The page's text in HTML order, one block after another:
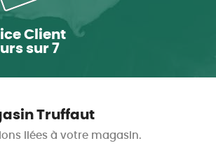
Client
sur 7
Truffaut
liées à votre magasin.